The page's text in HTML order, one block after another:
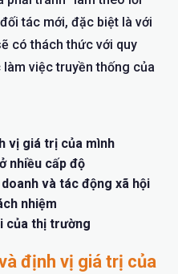
tác mới, đặc biệt là với
có thách thức với quy
việc truyền thống của
vị giá trị của mình
nhiều cấp độ
và tác động xã hội
nhiệm
của thị trường
định vị giá trị của